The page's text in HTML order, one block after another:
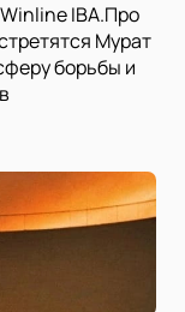
IBA.Про
Мурат
борьбы и